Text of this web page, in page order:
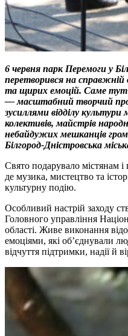
6 червня парк Перемоги у
перетворився на
та щирих емоцій. Саме тут
— масштабний творчий
зусиллями відділу культури
колективів, майстрів
небайдужих мешканців
Білгород-Дністровська
Свято подарувало містянам і
де музика, мистецтво та
культурну подію.
Особливий настрій заходу
Головного управління
області. Живе виконання
емоціями, які об’єднували
відчуття підтримки, надії й